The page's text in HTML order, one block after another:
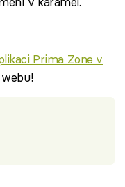
Prima Zone v